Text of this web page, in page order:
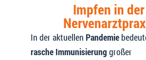
Impfen in der
In der aktuellen Pandemie
rasche Immunisierung großer